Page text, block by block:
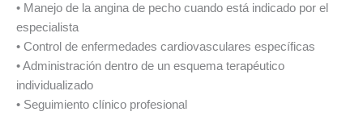
• Manejo de la angina de pecho cuando está indicado por el
especialista
• Control de enfermedades cardiovasculares específicas
• Administración dentro de un esquema terapéutico
individualizado
• Seguimiento clínico profesional